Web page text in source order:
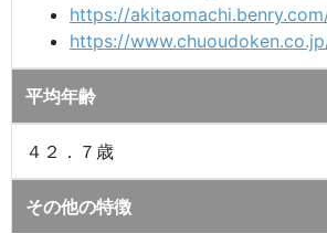
https://
https://
平均年齢
４２．７歳
その他の特徴